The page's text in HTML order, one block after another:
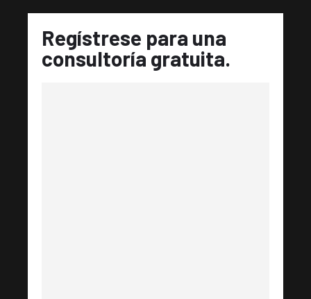
Regístrese para una
consultoría gratuita.​